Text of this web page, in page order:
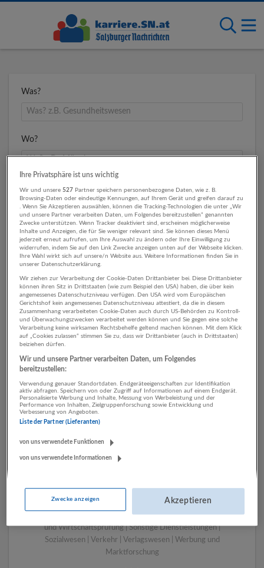
Was?
Wo?
Umkreis
2 Produktion Bau
Unternehmen
LUGSTEIN CONSULTING
Gesundheitswesen | Herstellung von Waren | IT-
Dienstleistungen | Kunst, Unterhaltung und Erholung | Land-
und Forstwirtschaft | Öffentliche Verwaltung | Rechtsberatung
und Wirtschaftsprüfung | Sonstige Dienstleistungen |
Sozialwesen | Verkehr | Verlagswesen | Werbung und
Marktforschung
Ihre Privatsphäre ist uns wichtig
Wir und unsere527 Partner speichern personenbezogene Daten, wie z. B.
Browsing-Daten oder eindeutige Kennungen, auf Ihrem Gerät und greifen darauf zu
. Wenn Sie Akzeptieren auswählen, können die Tracking-Technologien die unter „Wir
und unsere Partner verarbeiten Daten, um Folgendes bereitzustellen“ genannten
Zwecke unterstützen. Wenn Tracker deaktiviert sind, erscheinen möglicherweise
Inhalte und Anzeigen, die für Sie weniger relevant sind. Sie können dieses Menü
jederzeit erneut aufrufen, um Ihre Auswahl zu ändern oder Ihre Einwilligung zu
widerrufen, indem Sie auf den Link Zwecke anzeigen unten auf der Webseite klicken.
Ihre Wahl wirkt sich auf unsere/n Website aus. Weitere Informationen finden Sie in
unserer Datenschutzerklärung.
Wir ziehen zur Verarbeitung der Cookie-Daten Drittanbieter bei. Diese Drittanbieter
können ihren Sitz in Drittstaaten (wie zum Beispiel den USA) haben, die über kein
angemessenes Datenschutzniveau verfügen. Den USA wird vom Europäischen
Gerichtshof kein angemessenes Datenschutzniveau attestiert, da die in diesem
Zusammenhang verarbeiteten Cookie-Daten auch durch US-Behörden zu Kontroll-
und Überwachungszwecken verarbeitet werden können und Sie gegen eine solche
Verarbeitung keine wirksamen Rechtsbehelfe geltend machen können. Mit dem Klick
auf „Cookies zulassen“ stimmen Sie zu, dass wir Drittanbieter (auch in Drittstaaten)
beiziehen dürfen.
Wir und unsere Partner verarbeiten Daten, um Folgendes
bereitzustellen:
Verwendung genauer Standortdaten. Endgeräteeigenschaften zur Identifikation
aktiv abfragen. Speichern von oder Zugriff auf Informationen auf einem Endgerät.
Personalisierte Werbung und Inhalte, Messung von Werbeleistung und der
Performance von Inhalten, Zielgruppenforschung sowie Entwicklung und
Verbesserung von Angeboten.
Liste der Partner (Lieferanten)
von uns verwendete Funktionen
von uns verwendete Informationen
Zwecke anzeigen Akzeptieren